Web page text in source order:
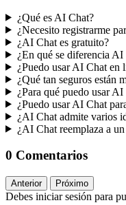
¿Qué es AI Chat?
¿Necesito registrarme
¿AI Chat es gratuito?
¿En qué se diferencia
¿Puedo usar AI Chat en
¿Qué tan seguros están
¿Para qué puedo usar AI
¿Puedo usar AI Chat
¿AI Chat admite varios
¿AI Chat reemplaza a
0 Comentarios
Anterior Próximo
Debes iniciar sesión para